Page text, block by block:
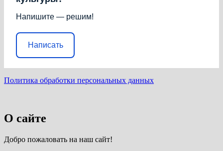
Напишите — решим!
Написать
Политика обработки персональных данных
О сайте
Добро пожаловать на наш сайт!